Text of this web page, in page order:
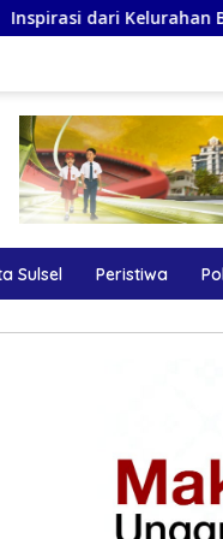
Bangun Budaya
Sulsel Peristiwa